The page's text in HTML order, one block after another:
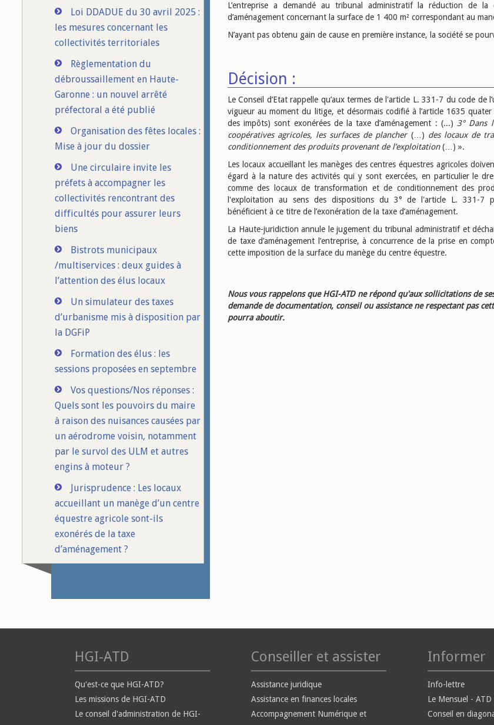
Loi DDADUE du 30 avril 2025 :
les mesures concernant les
collectivités territoriales
Règlementation du
débroussaillement en Haute-
Garonne : un nouvel arrêté
préfectoral a été publié
Organisation des fêtes locales :
Mise à jour du dossier
Une circulaire invite les
préfets à accompagner les
collectivités rencontrant des
difficultés pour assurer leurs
biens
Bistrots municipaux
/multiservices : deux guides à
l’attention des élus locaux
Un simulateur des taxes
d’urbanisme mis à disposition par
la DGFiP
Formation des élus : les
sessions proposées en septembre
Vos questions/Nos réponses :
Quels sont les pouvoirs du maire
à raison des nuisances causées par
un aérodrome voisin, notamment
par le survol des ULM et autres
engins à moteur ?
Jurisprudence : Les locaux
accueillant un manège d’un centre
équestre agricole sont-ils
exonérés de la taxe
d’aménagement ?
L’entreprise a demandé au tribunal administratif la réduction de la
d’aménagement concernant la surface de 1 400 m² correspondant au
N’ayant pas obtenu gain de cause en première instance, la société se
Décision :
Le Conseil d’Etat rappelle qu’aux termes de l'article L. 331-7 du code de
vigueur au moment du litige, et désormais codifié à l’article 1635 quater
des impôts) sont exonérées de la taxe d’aménagement : (...) 3° Dans
coopératives agricoles, les surfaces de plancher(…) des locaux de
conditionnement des produits provenant de l’exploitation(…) ».
Les locaux accueillant les manèges des centres équestres agricoles
égard à la nature des activités qui y sont exercées, en particulier le
comme des locaux de transformation et de conditionnement des
l'exploitation au sens des dispositions du 3° de l'article L. 331-7
bénéficient à ce titre de l’exonération de la taxe d’aménagement.
La Haute-juridiction annule le jugement du tribunal administratif et
de taxe d’aménagement l’entreprise, à concurrence de la prise en
cette imposition de la surface du manège du centre équestre.
Nous vous rappelons que HGI-ATD ne répond qu'aux sollicitations de
demande de documentation, conseil ou assistance ne respectant pas
pourra aboutir.
HGI-ATD
Qu'est-ce que HGI-ATD?
Les missions de HGI-ATD
Le conseil d'administration de HGI-
Conseiller et assister
Assistance juridique
Assistance en finances locales
Accompagnement Numérique et
Informer
Info-lettre
Le Mensuel -
Conseil en